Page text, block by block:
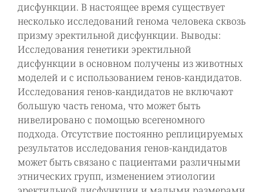
дисфункции. В настоящее время существует
несколько исследований генома человека сквозь
призму эректильной дисфункции. Выводы:
Исследования генетики эректильной
дисфункции в основном получены из животных
моделей и с использованием генов-кандидатов.
Исследования генов-кандидатов не включают
большую часть генома, что может быть
нивелировано с помощью всегеномного
подхода. Отсутствие постоянно реплицируемых
результатов исследования генов-кандидатов
может быть связано с пациентами различными
этнических групп, изменением этиологии